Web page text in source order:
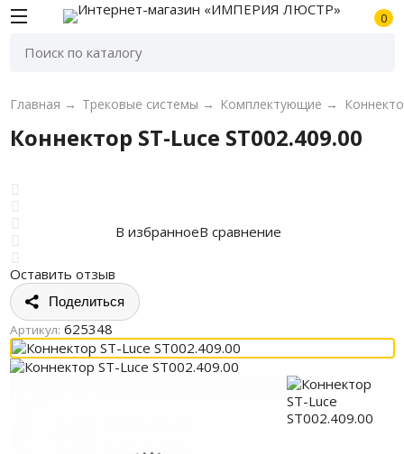
0
Главная → Трековые системы → Комплектующие →
Коннектор ST-Luce ST002.409.00
Оставить отзыв
В избранноеВ сравнение
Поделиться
Артикул: 625348